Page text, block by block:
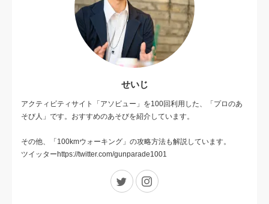
せいじ
アクティビティサイト「アソビュー」を100回利用した、「プロのあ
そび人」です。おすすめのあそびを紹介しています。
その他、「100kmウォーキング」の攻略方法も解説しています。
ツイッターhttps://twitter.com/gunparade1001
Twitter